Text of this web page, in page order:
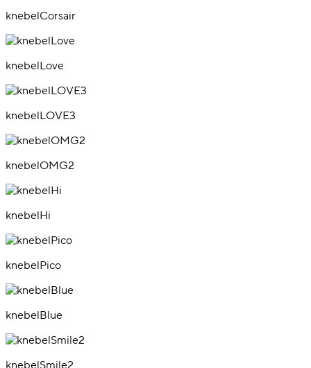
knebelCorsair
knebelLove
knebelLOVE3
knebelOMG2
knebelHi
knebelPico
knebelBlue
knebelSmile2